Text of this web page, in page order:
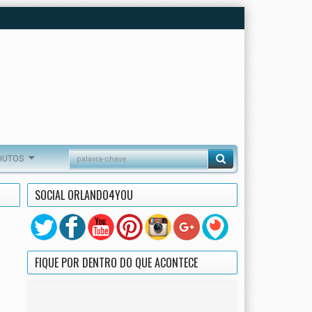
SOCIAL ORLANDO4YOU
FIQUE POR DENTRO DO QUE ACONTECE